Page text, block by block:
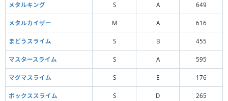
メタルキング S A 649
メタルカイザー M A 616
まどうスライム S B 455
マスタースライム S A 595
マグマスライム S E 176
ボックススライム S D 265